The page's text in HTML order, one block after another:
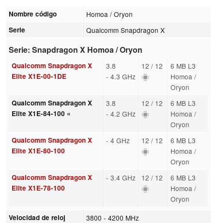
Nombre código Homoa / Oryon
Serie Qualcomm Snapdragon X
Serie: Snapdragon X Homoa / Oryon
Qualcomm Snapdragon X
Elite X1E-00-1DE
3.8
- 4.3 GHz
12 / 12
6 MB L3
Homoa /
Oryon
Qualcomm Snapdragon X
Elite X1E-84-100 «
3.8
- 4.2 GHz
12 / 12
6 MB L3
Homoa /
Oryon
Qualcomm Snapdragon X
Elite X1E-80-100
- 4 GHz 12 / 12
6 MB L3
Homoa /
Oryon
Qualcomm Snapdragon X
Elite X1E-78-100
- 3.4 GHz 12 / 12
6 MB L3
Homoa /
Oryon
Velocidad de reloj 3800 - 4200 MHz